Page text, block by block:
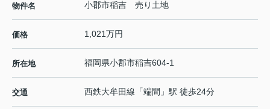
物件名 小郡市稲吉 売り土地
価格 1,021万円
所在地 福岡県小郡市稲吉604-1
交通 西鉄大牟田線 「端間 」駅 徒歩24分